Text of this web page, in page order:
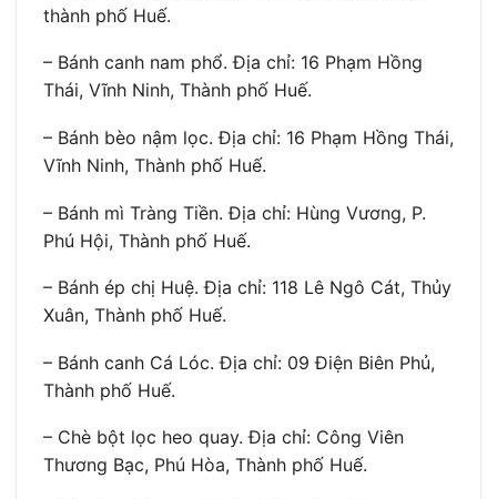
thành phố Huế.
– Bánh canh nam phổ. Địa chỉ: 16 Phạm Hồng
Thái, Vĩnh Ninh, Thành phố Huế.
– Bánh bèo nậm lọc. Địa chỉ: 16 Phạm Hồng Thái,
Vĩnh Ninh, Thành phố Huế.
– Bánh mì Tràng Tiền. Địa chỉ: Hùng Vương, P.
Phú Hội, Thành phố Huế.
– Bánh ép chị Huệ. Địa chỉ: 118 Lê Ngô Cát, Thủy
Xuân, Thành phố Huế.
– Bánh canh Cá Lóc. Địa chỉ: 09 Điện Biên Phủ,
Thành phố Huế.
– Chè bột lọc heo quay. Địa chỉ: Công Viên
Thương Bạc, Phú Hòa, Thành phố Huế.